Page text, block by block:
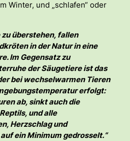
Winter, und „schlafen“ oder
überstehen, fallen
in der Natur in eine
Im Gegensatz zu
der Säugetiere ist das
bei wechselwarmen Tieren
erfolgt:
ab, sinkt auch die
und alle
Herzschlag und
ein Minimum gedrosselt.“